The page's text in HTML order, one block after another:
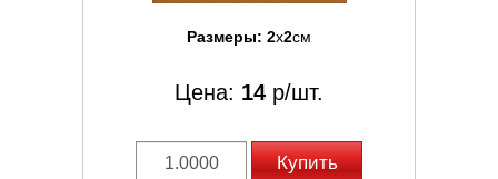
Размеры: 2x2см
Цена: 14 р/шт.
Купить